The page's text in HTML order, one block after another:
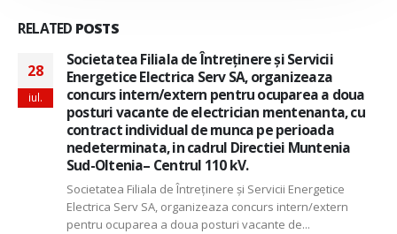
RELATED POSTS
28
iul.
Societatea Filiala de Întreţinere şi Servicii
Energetice Electrica Serv SA, organizeaza
concurs intern/extern pentru ocuparea a doua
posturi vacante de electrician mentenanta, cu
contract individual de munca pe perioada
nedeterminata, in cadrul Directiei Muntenia
Sud-Oltenia– Centrul 110 kV.
Societatea Filiala de Întreţinere şi Servicii Energetice
Electrica Serv SA, organizeaza concurs intern/extern
pentru ocuparea a doua posturi vacante de...